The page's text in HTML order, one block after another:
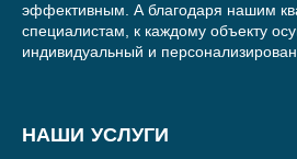
эффективным. А благодаря нашим
специалистам, к каждому объекту
индивидуальный и
НАШИ УСЛУГИ